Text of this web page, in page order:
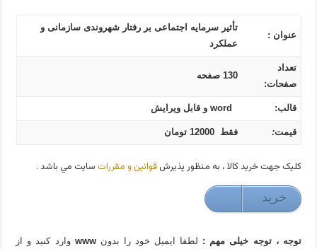
عنوان :
تأثیر سرمایه اجتماعی بر رفتار شهروندی سازمانی و
عملکرد
تعداد
صفحات:
130 صفحه
قالب:
قیمت: فقط 12000 تومان
کليک جهت خريد کالا ، به منظور پذيرشقوانين و مقررات سايت مي باشد .
120000 تومان خريد
توجه ، توجه خیلی مهم : لطفا ایمیل خود را بدون www
وارد کنید و از